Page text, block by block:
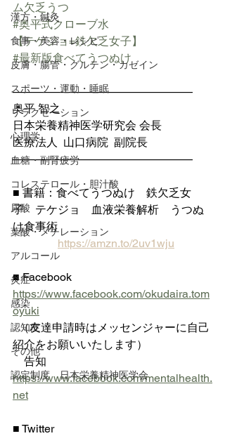
漢方・鍼灸
食事・美容・レシピ
皮膚・腸管・グルテン・カゼイン
スポーツ・運動・睡眠
リラクゼーション
心理学
血糖・副腎疲労
コレステロール・胆汁酸
尿酸
葉酸・メチレーション
アルコール
炎症
感染
認知症
その他
認定制度 日本栄養精神医学会
ム欠乏うつ
#奥平式クローブ水
【テケジョ=鉄欠乏女子】
#最新版食べてうつぬけ
————————————————
奥平 智之
日本栄養精神医学研究会 会長
医療法人  山口病院  副院長
————————————————
■ 書籍：食べてうつぬけ　鉄欠乏女
子　テケジョ　血液栄養解析　うつぬ
け食事術
https://amzn.to/2uv1wju
■ Facebook
https://www.facebook.com/okudaira.tom
oyuki
  （友達申請時はメッセンジャーに自己
紹介をお願いいたします）
    告知
https://www.facebook.com/mentalhealth.
net
■ Twitter